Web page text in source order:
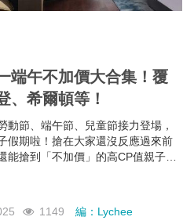
端午不加價大合集！覆
、希爾頓等！
動節、端午節、兒童節接力登場，
假期啦！搶在大家還沒反應過來前
搶到「不加價」的高CP值親子酒
訂房時機，仍有機會撿到超值好
1149 編：Lychee